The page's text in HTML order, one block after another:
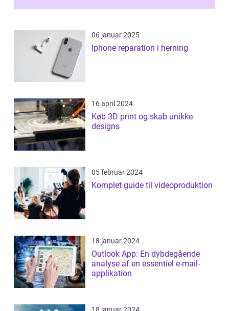
06 januar 2025
Iphone reparation i herning
16 april 2024
Køb 3D print og skab unikke
designs
05 februar 2024
Komplet guide til videoproduktion
18 januar 2024
Outlook App: En dybdegående
analyse af en essentiel e-mail-
applikation
18 januar 2024